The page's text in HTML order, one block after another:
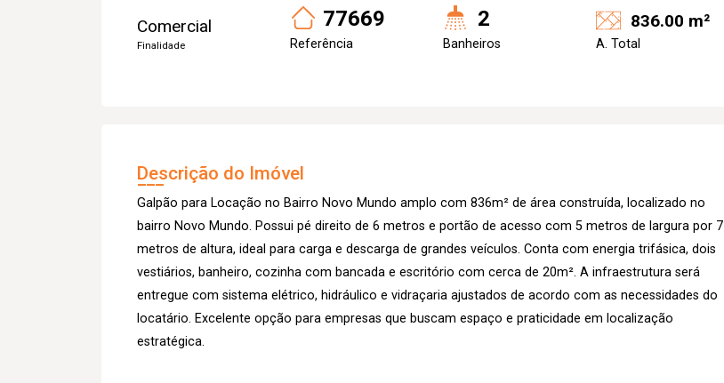
Comercial
Finalidade
77669
Referência
2
Banheiros
836.00 m²
A. Total
Descrição do Imóvel
Galpão para Locação no Bairro Novo Mundo amplo com 836m² de área construída, localizado no
bairro Novo Mundo. Possui pé direito de 6 metros e portão de acesso com 5 metros de largura por 7
metros de altura, ideal para carga e descarga de grandes veículos. Conta com energia trifásica, dois
vestiários, banheiro, cozinha com bancada e escritório com cerca de 20m². A infraestrutura será
entregue com sistema elétrico, hidráulico e vidraçaria ajustados de acordo com as necessidades do
locatário. Excelente opção para empresas que buscam espaço e praticidade em localização
estratégica.